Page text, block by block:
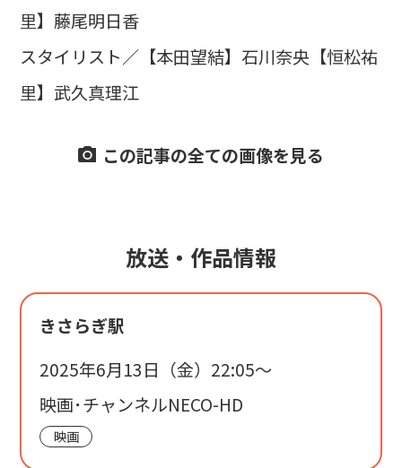
里】藤尾明日香
スタイリスト／【本田望結】石川奈央【恒松祐
里】武久真理江
この記事の全ての画像を見る
放送・作品情報
きさらぎ駅
2025年6月13日（金）22:05〜
映画･チャンネルNECO-HD
映画